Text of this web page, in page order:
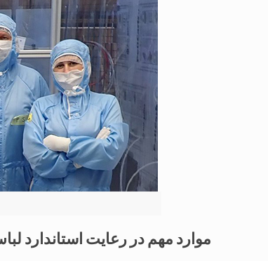
موارد مهم در رعایت استاندارد